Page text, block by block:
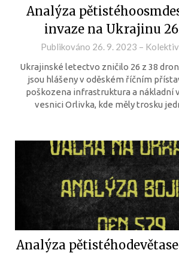
Analýza
invaze na Ukrajinu
Publikováno 26. 9. 2023 –
Ukrajinské letectvo zničilo 26 z 38
jsou hlášeny v oděském říčním
poškozena infrastruktura a nákladní
vesnici Orlivka, kde měly trosku
Analýza